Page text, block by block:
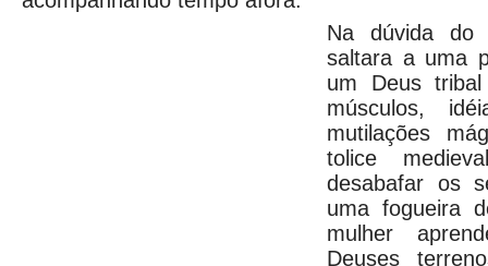
Na dúvida do
saltara a uma
um Deus
músculos,
mutilações
tolice
desabafar os
uma fogueira
mulher
Deuses